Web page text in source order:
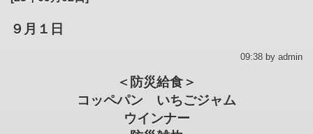
９月１日
09:38 by admin
＜防災給食＞
コッペパン いちごジャム
ウインナー